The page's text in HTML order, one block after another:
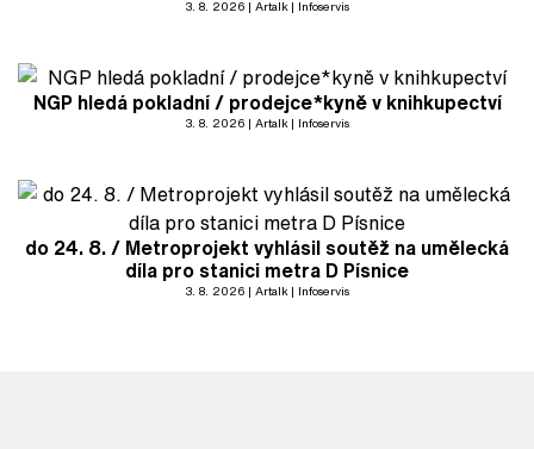
3. 8. 2026 Artalk Infoservis
NGP hledá pokladní / prodejce*kyně v knihkupectví
3. 8. 2026 Artalk Infoservis
do 24. 8. / Metroprojekt vyhlásil soutěž na umělecká
díla pro stanici metra D Písnice
3. 8. 2026 Artalk Infoservis